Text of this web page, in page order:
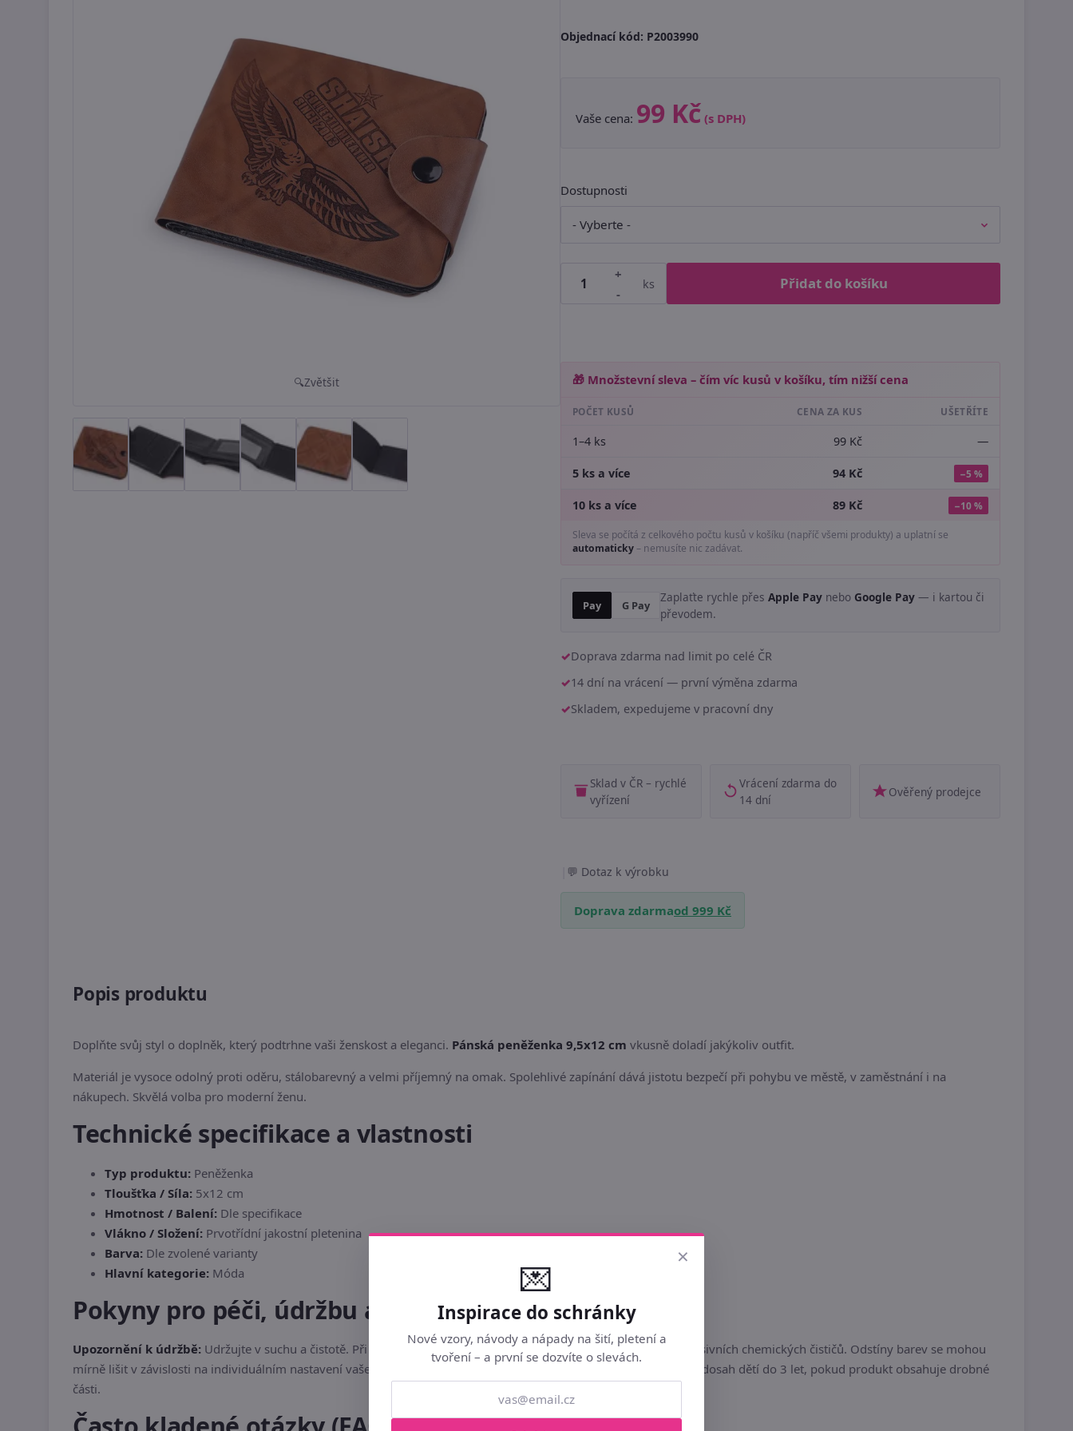
Zvětšit
Objednací kód: P2003990
Vaše cena: 99 Kč (s DPH)
Dostupnosti
+
-
ks Přidat do košíku
🎁 Množstevní sleva – čím víc kusů v košíku, tím nižší cena
POČET KUSŮ CENA ZA KUS UŠETŘÍTE
1–4 ks 99 Kč —
5 ks a více 94 Kč −5 %
10 ks a více 89 Kč −10 %
Sleva se počítá z celkového počtu kusů v košíku (napříč všemi produkty) a uplatní se
automaticky– nemusíte nic zadávat.
Pay G Pay
Zaplaťte rychle přes Apple Pay nebo Google Pay — i kartou či
převodem.
Doprava zdarma nad limit po celé ČR
14 dní na vrácení — první výměna zdarma
Skladem, expedujeme v pracovní dny
Sklad v ČR – rychlé
vyřízení
Vrácení zdarma do
14 dní
Ověřený prodejce
Dotaz k výrobku
Doprava zdarmaod 999 Kč
Popis produktu
Doplňte svůj styl o doplněk, který podtrhne vaši ženskost a eleganci. Pánská peněženka 9,5x12 cm vkusně doladí jakýkoliv outfit.
Materiál je vysoce odolný proti oděru, stálobarevný a velmi příjemný na omak. Spolehlivé zapínání dává jistotu bezpečí při pohybu ve městě, v zaměstnání i na
nákupech. Skvělá volba pro moderní ženu.
Technické specifikace a vlastnosti
Typ produktu: Peněženka
Tloušťka / Síla: 5x12 cm
Hmotnost / Balení: Dle specifikace
Vlákno / Složení: Prvotřídní jakostní pletenina
Barva: Dle zvolené varianty
Hlavní kategorie: Móda
Pokyny pro péči, údržbu a bezpečnost
Upozornění k údržbě: Udržujte v suchu a čistotě. Při znečištění otřete jemným vlhkým hadříkem bez použití agresivních chemických čističů. Odstíny barev se mohou
mírně lišit v závislosti na individuálním nastavení vašeho monitoru či displeje mobilního telefonu. Skladujte mimo dosah dětí do 3 let, pokud produkt obsahuje drobné
části.
×
💌
Inspirace do schránky
Nové vzory, návody a nápady na šití, pletení a
tvoření – a první se dozvíte o slevách.